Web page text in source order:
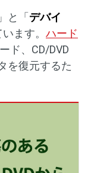
と「 デバイ
ます。 ハード
ド、CD/DVD
を復元するた